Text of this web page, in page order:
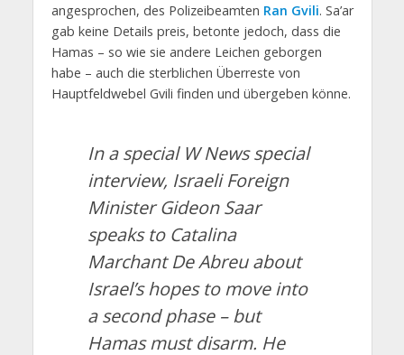
angesprochen, des Polizeibeamten Ran Gvili. Sa’ar
gab keine Details preis, betonte jedoch, dass die
Hamas – so wie sie andere Leichen geborgen
habe – auch die sterblichen Überreste von
Hauptfeldwebel Gvili finden und übergeben könne.
In a special W News special
interview, Israeli Foreign
Minister Gideon Saar
speaks to Catalina
Marchant De Abreu about
Israel’s hopes to move into
a second phase – but
Hamas must disarm. He